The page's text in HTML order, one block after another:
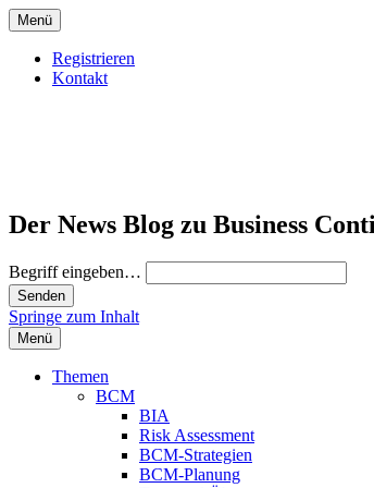
Menü
Registrieren
Kontakt
Der News Blog zu Business
Begriff eingeben…
Springe zum Inhalt
Menü
Themen
BCM
BIA
Risk Assessment
BCM-Strategien
BCM-Planung